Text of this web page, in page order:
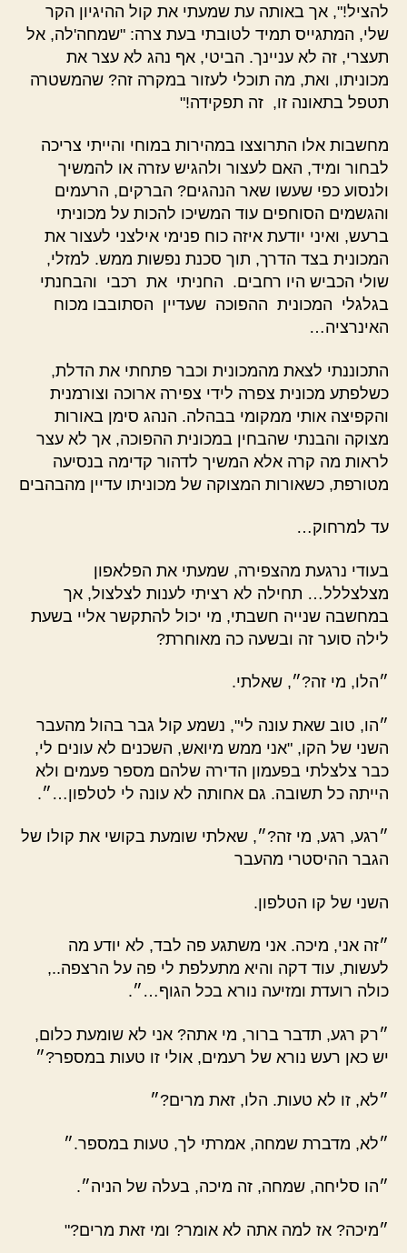
להציל!", אך באותה עת שמעתי את קול ההיגיון הקר
שלי, המתגייס תמיד לטובתי בעת צרה: "שמחה'לה, אל
תעצרי, זה לא עניינך. הביטי, אף נהג לא עצר את
מכוניתו, ואת, מה תוכלי לעזור במקרה זה? שהמשטרה
תטפל בתאונה זו, זה תפקידה!"
מחשבות אלו התרוצצו במהירות במוחי והייתי צריכה
לבחור ומיד, האם לעצור ולהגיש עזרה או להמשיך
ולנסוע כפי שעשו שאר הנהגים? הברקים, הרעמים
והגשמים הסוחפים עוד המשיכו להכות על מכוניתי
ברעש, ואיני יודעת איזה כוח פנימי אילצני לעצור את
המכונית בצד הדרך, תוך סכנת נפשות ממש. למזלי,
שולי הכביש היו רחבים. החניתי את רכבי והבחנתי
בגלגלי המכונית ההפוכה שעדיין הסתובבו מכוח
האינרציה…
התכוננתי לצאת מהמכונית וכבר פתחתי את הדלת,
כשלפתע מכונית צפרה לידי צפירה ארוכה וצורמנית
והקפיצה אותי ממקומי בבהלה. הנהג סימן באורות
מצוקה והבנתי שהבחין במכונית ההפוכה, אך לא עצר
לראות מה קרה אלא המשיך לדהור קדימה בנסיעה
מטורפת, כשאורות המצוקה של מכוניתו עדיין מהבהבים
עד למרחוק…
בעודי נרגעת מהצפירה, שמעתי את הפלאפון
מצלצללל… תחילה לא רציתי לענות לצלצול, אך
במחשבה שנייה חשבתי, מי יכול להתקשר אליי בשעת
לילה סוער זה ובשעה כה מאוחרת?
״הלו, מי זה?״, שאלתי.
״הו, טוב שאת עונה לי", נשמע קול גבר בהול מהעבר
השני של הקו, "אני ממש מיואש, השכנים לא עונים לי,
כבר צלצלתי בפעמון הדירה שלהם מספר פעמים ולא
הייתה כל תשובה. גם אחותה לא עונה לי לטלפון…״.
״רגע, רגע, מי זה?״, שאלתי שומעת בקושי את קולו של
הגבר ההיסטרי מהעבר
השני של קו הטלפון.
״זה אני, מיכה. אני משתגע פה לבד, לא יודע מה
לעשות, עוד דקה והיא מתעלפת לי פה על הרצפה..,
כולה רועדת ומזיעה נורא בכל הגוף…״.
״רק רגע, תדבר ברור, מי אתה? אני לא שומעת כלום,
יש כאן רעש נורא של רעמים, אולי זו טעות במספר?״
״לא, זו לא טעות. הלו, זאת מרים?״
״לא, מדברת שמחה, אמרתי לך, טעות במספר.״
״הו סליחה, שמחה, זה מיכה, בעלה של הניה״.
״מיכה? אז למה אתה לא אומר? ומי זאת מרים?"